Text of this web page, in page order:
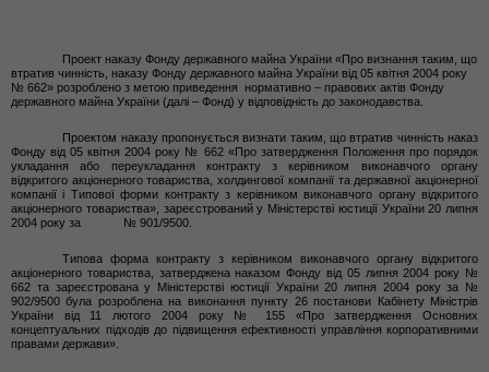
Проект наказу Фонду державного майна України «Про визнання таким, що
втратив чинність, наказу Фонду державного майна України від 05 квітня 2004 року
№ 662» розроблено з метою приведення нормативно – правових актів Фонду
державного майна України (далі – Фонд) у відповідність до законодавства.
Проектом наказу пропонується визнати таким, що втратив чинність наказ
Фонду від 05 квітня 2004 року № 662 «Про затвердження Положення про порядок
укладання або переукладання контракту з керівником виконавчого органу
відкритого акціонерного товариства, холдингової компанії та державної акціонерної
компанії і Типової форми контракту з керівником виконавчого органу відкритого
акціонерного товариства», зареєстрований у Міністерстві юстиції України 20 липня
2004 року за № 901/9500.
Типова форма контракту з керівником виконавчого органу відкритого
акціонерного товариства, затверджена наказом Фонду від 05 липня 2004 року №
662 та зареєстрована у Міністерстві юстиції України 20 липня 2004 року за №
902/9500 була розроблена на виконання пункту 26 постанови Кабінету Міністрів
України від 11 лютого 2004 року № 155 «Про затвердження Основних
концептуальних підходів до підвищення ефективності управління корпоративними
правами держави».